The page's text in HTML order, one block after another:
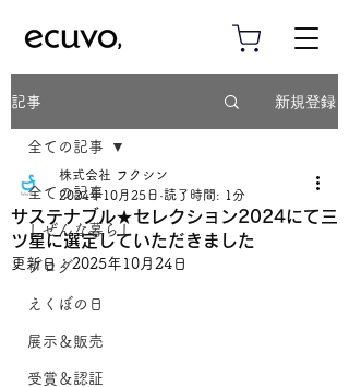
記事 新規登録
全ての記事
しぜんな暮らし
ブログ
えくぼの日
展示＆販売
受賞＆認証
全ての記事
サステナブル★セレクション2024にて三
ツ星に選定していただきました
株式会社 フクシン
2024年10月25日 読了時間: 1分
更新日：2025年10月24日